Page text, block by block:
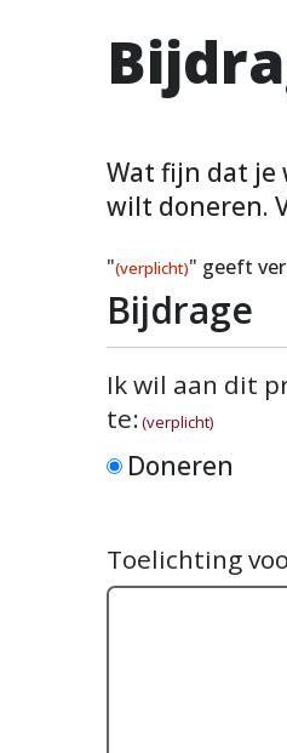
Wat fijn dat je
wilt doneren.
"(verplicht)" geeft
Bijdrage
Ik wil aan dit
te:(verplicht)
Doneren
Toelichting